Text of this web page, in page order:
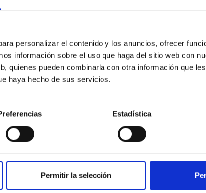
personalizar el contenido y los anuncios, ofrecer
información sobre el uso que haga del sitio web con
quienes pueden combinarla con otra información que
haya hecho de sus servicios.
Estadística
Permitir la selección
antifraude
de género
Mapa web
Aviso legal
Política de cookies
Accesibilidad